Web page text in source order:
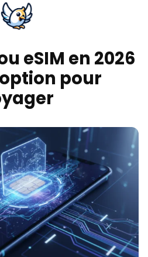
eSIM en 2026
pour